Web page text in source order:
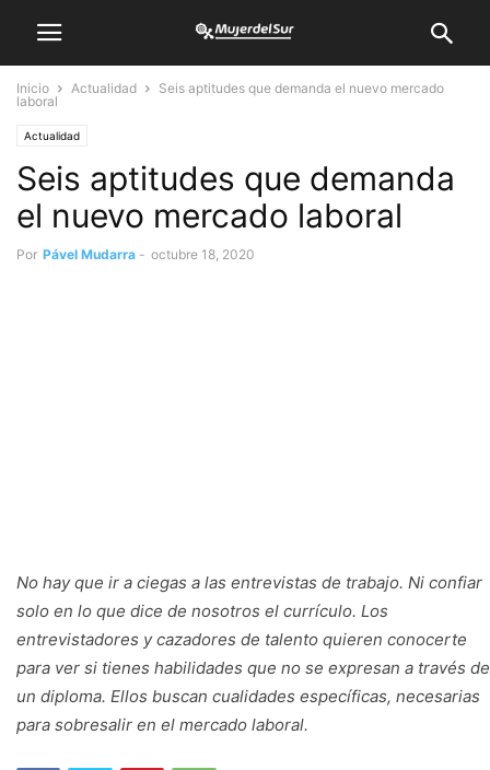
Inicio Actualidad
Seis aptitudes que demanda el nuevo mercado
laboral
Actualidad
Seis aptitudes que demanda
el nuevo mercado laboral
Por Pável Mudarra - octubre 18, 2020
No hay que ir a ciegas a las entrevistas de trabajo. Ni confiar
solo en lo que dice de nosotros el currículo. Los
entrevistadores y cazadores de talento quieren conocerte
para ver si tienes habilidades que no se expresan a través de
un diploma. Ellos buscan cualidades específicas, necesarias
para sobresalir en el mercado laboral.